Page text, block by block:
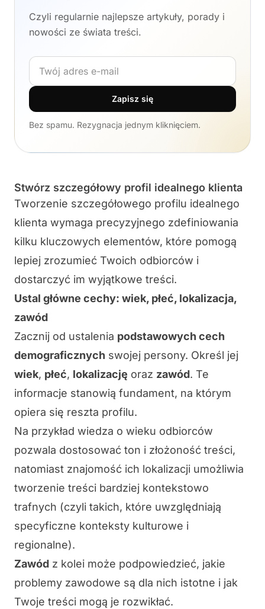
Czyli regularnie najlepsze artykuły, porady i
nowości ze świata treści.
Adres e-mail
Zapisz się
Bez spamu. Rezygnacja jednym kliknięciem.
Stwórz szczegółowy profil idealnego klienta
Tworzenie szczegółowego profilu idealnego
klienta wymaga precyzyjnego zdefiniowania
kilku kluczowych elementów, które pomogą
lepiej zrozumieć Twoich odbiorców i
dostarczyć im wyjątkowe treści.
Ustal główne cechy: wiek, płeć, lokalizacja,
zawód
Zacznij od ustalenia podstawowych cech
demograficznych swojej persony. Określ jej
wiek, płeć, lokalizację oraz zawód. Te
informacje stanowią fundament, na którym
opiera się reszta profilu.
Na przykład wiedza o wieku odbiorców
pozwala dostosować ton i złożoność treści,
natomiast znajomość ich lokalizacji umożliwia
tworzenie treści bardziej kontekstowo
trafnych (czyli takich, które uwzględniają
specyficzne konteksty kulturowe i
regionalne).
Zawód z kolei może podpowiedzieć, jakie
problemy zawodowe są dla nich istotne i jak
Twoje treści mogą je rozwikłać.